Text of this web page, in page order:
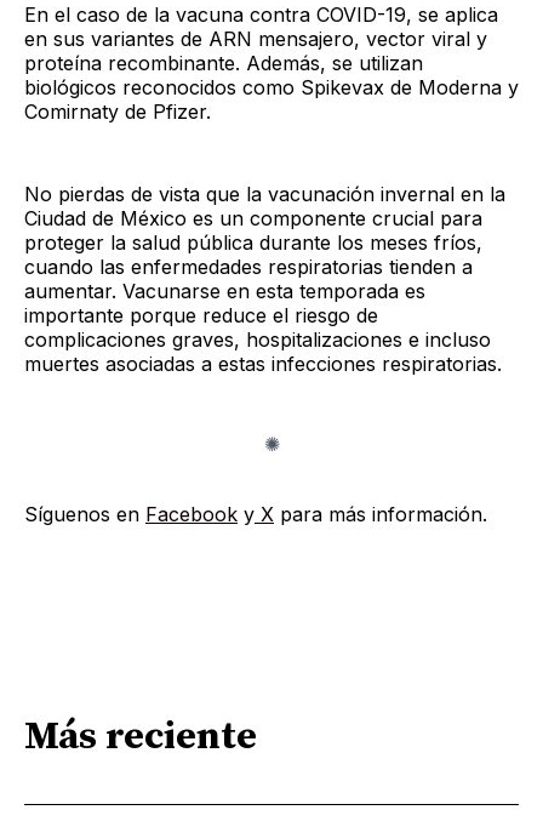
En el caso de la vacuna contra COVID-19, se aplica
en sus variantes de ARN mensajero, vector viral y
proteína recombinante. Además, se utilizan
biológicos reconocidos como Spikevax de Moderna y
Comirnaty de Pfizer.
No pierdas de vista que la vacunación invernal en la
Ciudad de México es un componente crucial para
proteger la salud pública durante los meses fríos,
cuando las enfermedades respiratorias tienden a
aumentar. Vacunarse en esta temporada es
importante porque reduce el riesgo de
complicaciones graves, hospitalizaciones e incluso
muertes asociadas a estas infecciones respiratorias.
Síguenos en Facebook y X para más información.
Más reciente